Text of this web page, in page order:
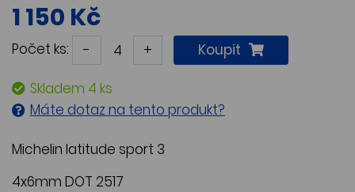
1 150 Kč
Počet ks: - + Koupit
Skladem 4 ks
Máte dotaz na tento produkt?
Michelin latitude sport 3
4x6mm DOT 2517